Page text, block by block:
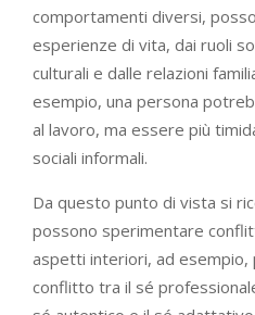
comportamenti diversi,
esperienze di vita, dai ruoli
culturali e dalle relazioni
esempio, una persona
al lavoro, ma essere più
sociali informali.
Da questo punto di vista si
possono sperimentare
aspetti interiori, ad esempio,
conflitto tra il sé